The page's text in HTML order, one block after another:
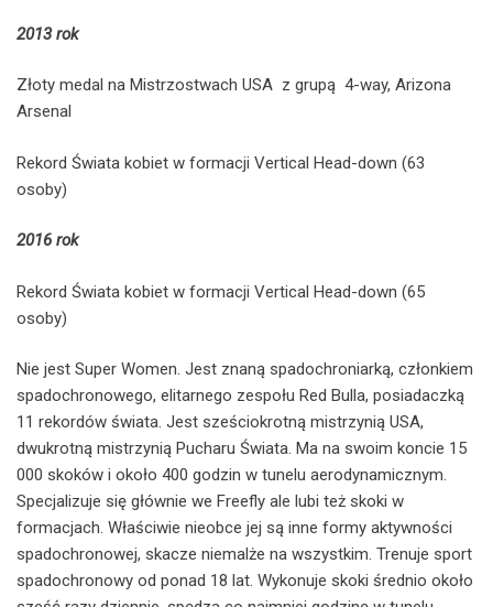
2013 rok
Złoty medal na Mistrzostwach USA z grupą 4-way, Arizona
Arsenal
Rekord Świata kobiet w formacji Vertical Head-down (63
osoby)
2016 rok
Rekord Świata kobiet w formacji Vertical Head-down (65
osoby)
Nie jest Super Women. Jest znaną spadochroniarką, członkiem
spadochronowego, elitarnego zespołu Red Bulla, posiadaczką
11 rekordów świata. Jest sześciokrotną mistrzynią USA,
dwukrotną mistrzynią Pucharu Świata. Ma na swoim koncie 15
000 skoków i około 400 godzin w tunelu aerodynamicznym.
Specjalizuje się głównie we Freefly ale lubi też skoki w
formacjach. Właściwie nieobce jej są inne formy aktywności
spadochronowej, skacze niemalże na wszystkim. Trenuje sport
spadochronowy od ponad 18 lat. Wykonuje skoki średnio około